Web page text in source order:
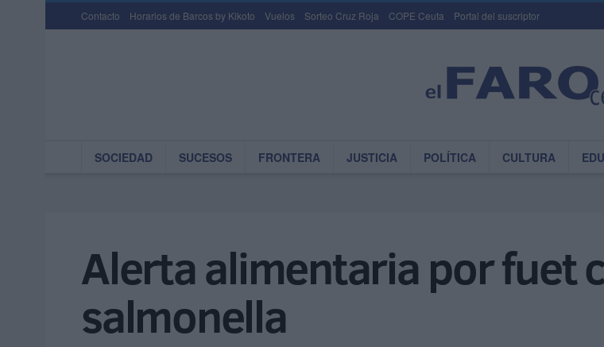
Contacto Horarios de Barcos by Kikoto Vuelos Sorteo Cruz Roja COPE Ceuta Portal del suscriptor
SOCIEDAD SUCESOS FRONTERA JUSTICIA POLÍTICA CULTURA
Alerta alimentaria por fuet
salmonella